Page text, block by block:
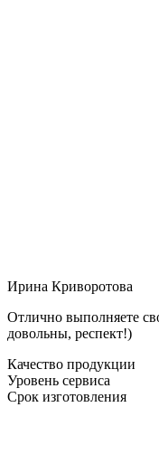
Ирина Криворотова
Отлично выполняете
довольны, респект!)
Качество продукции
Уровень сервиса
Срок изготовления